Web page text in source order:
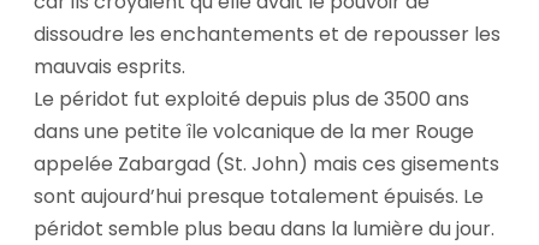
dissoudre les enchantements et de repousser les
mauvais esprits.
Le péridot fut exploité depuis plus de 3500 ans
dans une petite île volcanique de la mer Rouge
appelée Zabargad (St. John) mais ces gisements
sont aujourd’hui presque totalement épuisés. Le
péridot semble plus beau dans la lumière du jour.